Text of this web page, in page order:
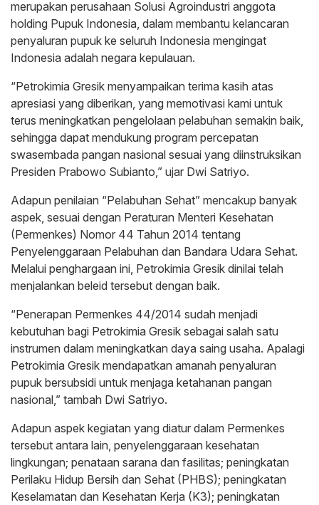
merupakan perusahaan Solusi Agroindustri anggota
holding Pupuk Indonesia, dalam membantu kelancaran
penyaluran pupuk ke seluruh Indonesia mengingat
Indonesia adalah negara kepulauan.
“Petrokimia Gresik menyampaikan terima kasih atas
apresiasi yang diberikan, yang memotivasi kami untuk
terus meningkatkan pengelolaan pelabuhan semakin baik,
sehingga dapat mendukung program percepatan
swasembada pangan nasional sesuai yang diinstruksikan
Presiden Prabowo Subianto,” ujar Dwi Satriyo.
Adapun penilaian “Pelabuhan Sehat” mencakup banyak
aspek, sesuai dengan Peraturan Menteri Kesehatan
(Permenkes) Nomor 44 Tahun 2014 tentang
Penyelenggaraan Pelabuhan dan Bandara Udara Sehat.
Melalui penghargaan ini, Petrokimia Gresik dinilai telah
menjalankan beleid tersebut dengan baik.
“Penerapan Permenkes 44/2014 sudah menjadi
kebutuhan bagi Petrokimia Gresik sebagai salah satu
instrumen dalam meningkatkan daya saing usaha. Apalagi
Petrokimia Gresik mendapatkan amanah penyaluran
pupuk bersubsidi untuk menjaga ketahanan pangan
nasional,” tambah Dwi Satriyo.
Adapun aspek kegiatan yang diatur dalam Permenkes
tersebut antara lain, penyelenggaraan kesehatan
lingkungan; penataan sarana dan fasilitas; peningkatan
Perilaku Hidup Bersih dan Sehat (PHBS); peningkatan
Keselamatan dan Kesehatan Kerja (K3); peningkatan